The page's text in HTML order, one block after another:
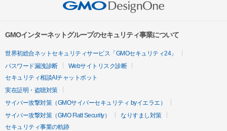
GMOインターネットグループのセキュリティ事業について
世界初総合ネットセキュリティサービス「GMOセキュリティ24」
パスワード漏洩診断
Webサイトリスク診断
セキュリティ相談AIチャットボット
実在証明・盗聴対策
サイバー攻撃対策（GMOサイバーセキュリティ byイエラエ）
サイバー攻撃対策（GMO Flatt Security）
なりすまし対策
セキュリティ事業の軌跡